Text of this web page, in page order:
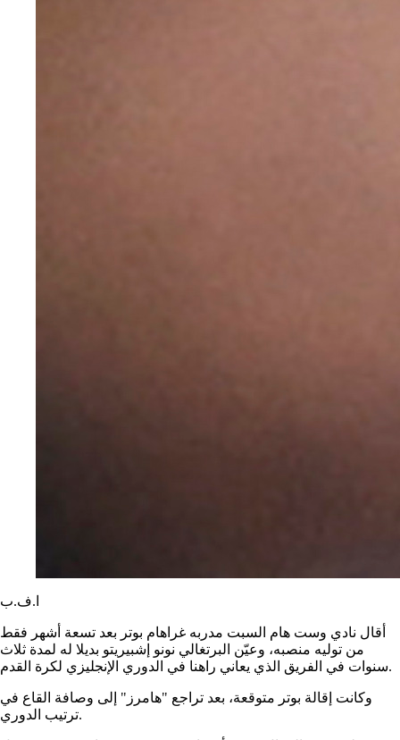
ا.ف.ب
أقال نادي وست هام السبت مدربه غراهام بوتر بعد تسعة أشهر فقط
من توليه منصبه، وعيّن البرتغالي نونو إشبيريتو بديلا له لمدة ثلاث
سنوات في الفريق الذي يعاني راهنا في الدوري الإنجليزي لكرة القدم.
وكانت إقالة بوتر متوقعة، بعد تراجع "هامرز" إلى وصافة القاع في
ترتيب الدوري.